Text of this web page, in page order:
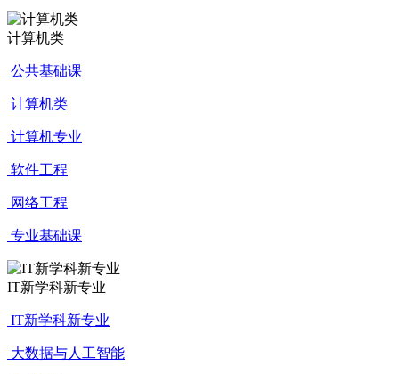
计算机类
公共基础课
计算机类
计算机专业
软件工程
网络工程
专业基础课
IT新学科新专业
IT新学科新专业
大数据与人工智能